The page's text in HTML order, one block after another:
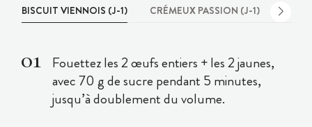
BISCUIT VIENNOIS (J-1) CRÉMEUX PASSION (J-1)
Fouettez les 2 œufs entiers + les 2 jaunes,
avec 70 g de sucre pendant 5 minutes,
jusqu’à doublement du volume.